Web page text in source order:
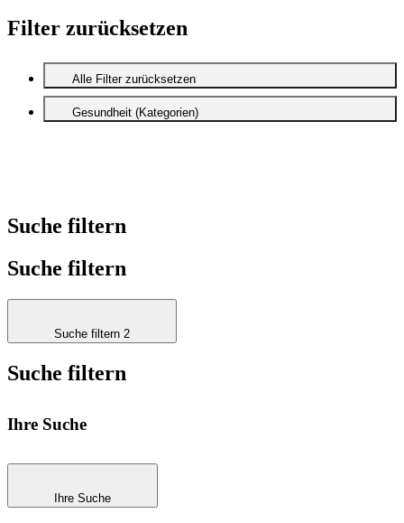
Filter zurücksetzen
Alle Filter zurücksetzen
Gesundheit (Kategorien)
Suche filtern
Suche filtern
Suche filtern 2
Suche filtern
Ihre Suche
Ihre Suche